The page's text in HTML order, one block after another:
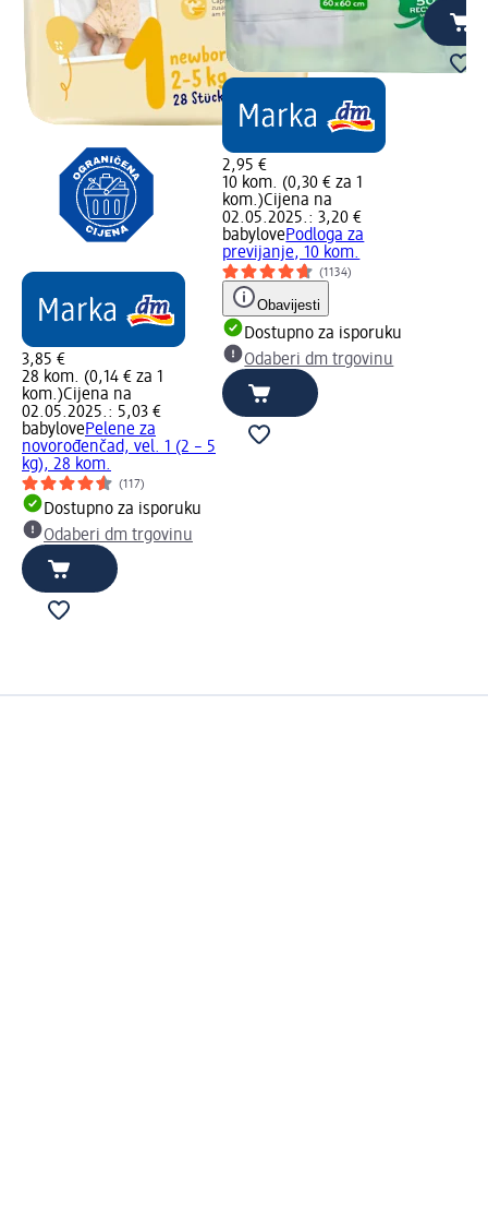
3,85 €
28 kom. (0,14 € za 1
kom.)Cijena na
02.05.2025.: 5,03 €
babylovePelene za
novorođenčad, vel. 1 (2 – 5
kg), 28 kom.
(117)
Dostupno za isporuku
Odaberi dm trgovinu
2,95 €
10 kom. (0,30 € za 1
kom.)Cijena na
02.05.2025.: 3,20 €
babylovePodloga za
previjanje, 10 kom.
(1134)
Obavijesti
Dostupno za isporuku
Odaberi dm trgovinu